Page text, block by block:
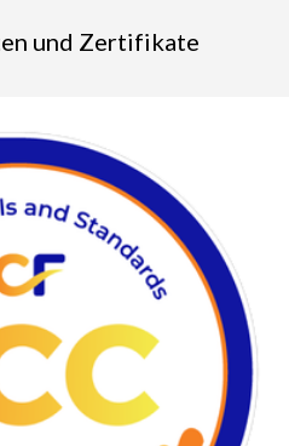
und Zertifikate